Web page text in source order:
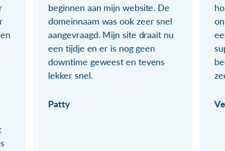
beginnen aan mijn website. De
domeinnaam was ook zeer snel
aangevraagd. Mijn site draait nu
een tijdje en er is nog geen
downtime geweest en tevens
lekker snel.
Patty